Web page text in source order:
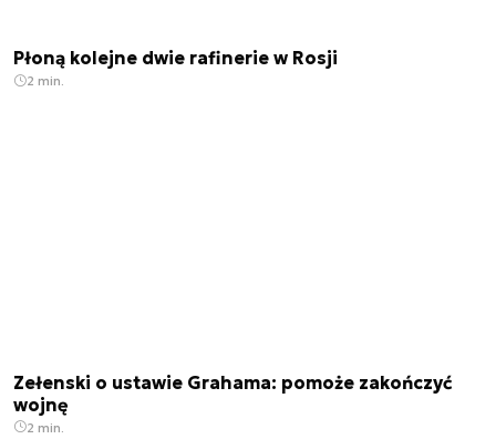
Płoną kolejne dwie rafinerie w Rosji
2 min.
Zełenski o ustawie Grahama: pomoże zakończyć
wojnę
2 min.